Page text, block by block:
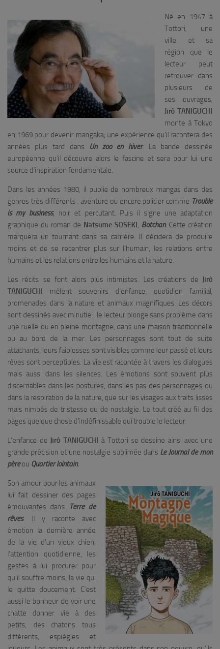
Né en 1947 à
Tottori, une
ville et sa
région que le
lecteur peut
retrouver dans
plusieurs de
ses ouvrages,
Jirô TANIGUCHI
monte à Tokyo
en 1969 pour devenir mangaka; une expérience qu’il racontera des
années plus tard dans
Un zoo en hiver. La bande dessinée
européenne qu’il découvre alors le fascine et sera pour lui une
source d’inspiration fondamentale.
Dans les années 1980, il publie de nombreux mangas dans des
genres très différents : aventure ou encore policier comme Trouble
is my business, noir et percutant. Puis il signe une adaptation
graphique du roman de Natsume SOSEKI, Botchan. Cette création
marquera un tournant dans sa carrière. Il décidera de produire
moins et de se recentrer plus sur l’humain, les relations entre
humains et les relations entre les humains et la nature.
Les récits se font alors plus intimistes. Les créations de Jirô
TANIGUCHI mêlent souvenirs d’enfance, quotidien familial,
promenades dans la nature et animaux magnifiques. Les décors
sont dessinés avec minutie: le lecteur plonge sans problème dans
une ruelle ou en pleine montagne, dans une maison traditionnelle
ou au bord de la mer. Les personnages sont tout de suite
attachants, leurs faiblesses sont visibles comme leur passé et leurs
rêves sont perceptibles. La vie est racontée à travers les dialogues
mais aussi dans les silences. Les émotions sont souvent plus
discernables dans les postures, dans les pas des personnages ou
dans la respiration de la nature, que sur les visages aux traits lisses
mais nimbés de tristesse ou de nostalgie. Le tout créé au fil des
pages quelque chose d’indéfinissable qui trouble le lecteur.
L’enfance de Jirô TANIGUCHI à Tottori se dessine ainsi avec une
grande précision et une nostalgie sublimée dans Le Journal de mon
pèreou Quartier lointain.
Son amour pour les animaux
lui fait dessiner des pages
émouvantes dans
Terre de
rêves. Il y raconte avec
émotion la dernière année
de la vie d’un vieux chien,
l’attention quotidienne, les
gestes à lui procurer pour
qu’il souffre moins, la vie qui
le quitte doucement. C’est
aussi le bonheur de voir une
chatte donner vie à des
petits, des chatons tous
différents, espiègles et